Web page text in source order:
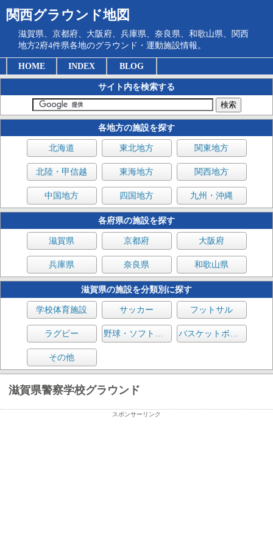
関西グラウンド地図
滋賀県、京都府、大阪府、兵庫県、奈良県、和歌山県、関西
地方2府4件県各地のグラウンド・運動施設情報。
HOME INDEX BLOG
サイト内を検索する
各地方の施設を探す
北海道 東北地方 関東地方
北陸・甲信越 東海地方 関西地方
中国地方 四国地方 九州・沖縄
各府県の施設を探す
滋賀県 京都府 大阪府
兵庫県 奈良県 和歌山県
滋賀県の施設を分類別に探す
学校体育施設 サッカー フットサル
ラグビー 野球・ソフトボール バスケットボール
その他
滋賀県警察学校グラウンド
スポンサーリンク